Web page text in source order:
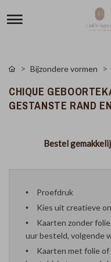
Bijzondere vormen
CHIQUE
GESTANSTE RAND
Bestel
Proefdruk
Kies uit creatieve
Kaarten zonder
uur besteld, volgende
Kaarten met folie